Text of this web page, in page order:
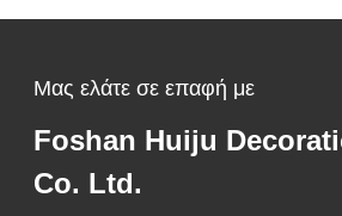
Μας ελάτε σε επαφή με
Foshan Huiju
Co. Ltd.